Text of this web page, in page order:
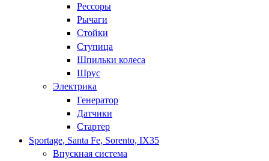
Рессоры
Рычаги
Стойки
Ступица
Шпильки колеса
Шрус
Электрика
Генератор
Датчики
Стартер
Sportage, Santa Fe, Sorento, IX35
Впускная система